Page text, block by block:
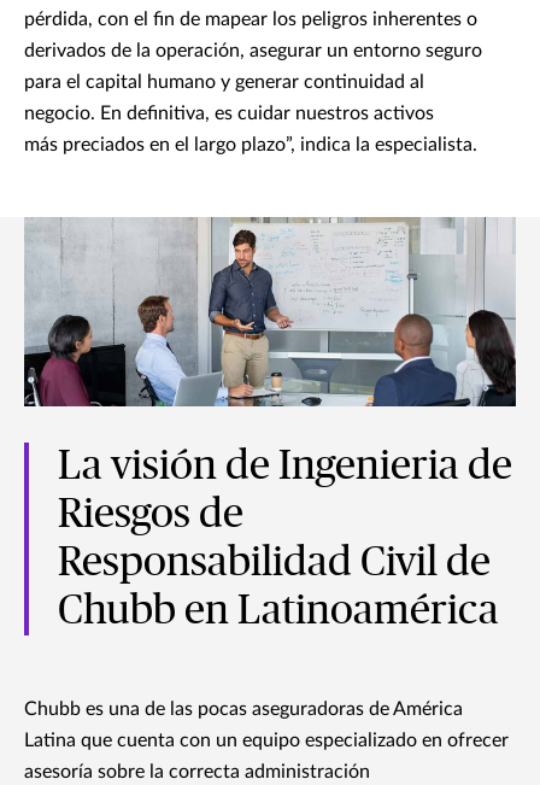
pérdida, con el fin de mapear los peligros inherentes o
derivados de la operación, asegurar un entorno seguro
para el capital humano y generar continuidad al
negocio. En definitiva, es cuidar nuestros activos
más preciados en el largo plazo”, indica la especialista.
La visión de Ingenieria de
Riesgos de
Responsabilidad Civil de
Chubb en Latinoamérica
Chubb es una de las pocas aseguradoras de América
Latina que cuenta con un equipo especializado en ofrecer
asesoría sobre la correcta administración